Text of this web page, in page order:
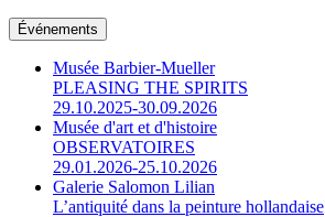
Événements
Musée Barbier-Mueller
PLEASING THE SPIRITS
29.10.2025-30.09.2026
Musée d'art et d'histoire
OBSERVATOIRES
29.01.2026-25.10.2026
Galerie Salomon Lilian
L’antiquité dans la peinture hollandaise